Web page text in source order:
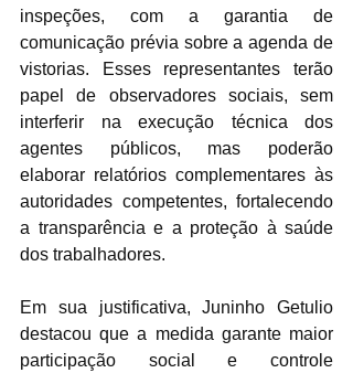
inspeções, com a garantia de
comunicação prévia sobre a agenda de
vistorias. Esses representantes terão
papel de observadores sociais, sem
interferir na execução técnica dos
agentes públicos, mas poderão
elaborar relatórios complementares às
autoridades competentes, fortalecendo
a transparência e a proteção à saúde
dos trabalhadores.
Em sua justificativa, Juninho Getulio
destacou que a medida garante maior
participação social e controle